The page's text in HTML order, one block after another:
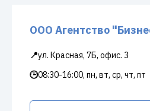
ООО Агентство
📍ул. Красная, 7Б, офис. 3
🕒08:30-16:00, пн, вт, ср, чт, пт